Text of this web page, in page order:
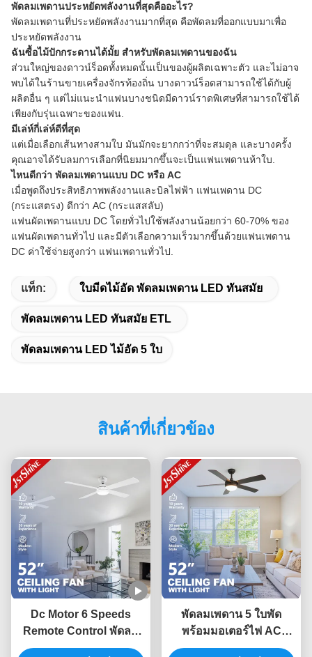
พัดลมเพดานประหยัดพลังงานที่สุดคืออะไร?
พัดลมเพดานที่ประหยัดพลังงานมากที่สุด คือพัดลมที่ออกแบบมาเพื่อ
ประหยัดพลังงาน
ฉันซื้อไม้ปักกระดานได้มั้ย สําหรับพัดลมเพดานของฉัน
ส่วนใหญ่ของดาวน์ร็อดทั้งหมดนั้นเป็นของผู้ผลิตเฉพาะตัว และไม่อาจ
พบได้ในร้านขายเครื่องจักรท้องถิ่น บางดาวน์ร็อดสามารถใช้ได้กับผู้
ผลิตอื่น ๆ แต่ไม่แนะนําแฟนบางชนิดมีดาวน์ราดพิเศษที่สามารถใช้ได้
เพียงกับรุ่นเฉพาะของแฟน.
มีเล่ห์กี่เล่ห์ดีที่สุด
แต่เมื่อเลือกเส้นทางสามใบ มันมักจะยากกว่าที่จะสมดุล และบางครั้ง
คุณอาจได้รับลมการเลือกที่นิยมมากขึ้นจะเป็นแฟนเพดานห้าใบ.
ไหนดีกว่า พัดลมเพดานแบบ DC หรือ AC
เมื่อพูดถึงประสิทธิภาพพลังงานและบิลไฟฟ้า แฟนเพดาน DC
(กระแสตรง) ดีกว่า AC (กระแสสลับ)
แฟนผัดเพดานแบบ DC โดยทั่วไปใช้พลังงานน้อยกว่า 60-70% ของ
แฟนผัดเพดานทั่วไป และมีตัวเลือกความเร็วมากขึ้นด้วยแฟนเพดาน
DC ค่าใช้จ่ายสูงกว่า แฟนเพดานทั่วไป.
แท็ก: ใบมีดไม้อัด พัดลมเพดาน LED ทันสมัย
พัดลมเพดาน LED ทันสมัย ​​ETL
พัดลมเพดาน LED ไม้อัด 5 ใบ
สินค้าที่เกี่ยวข้อง
Dc Motor 6 Speeds
Remote Control พัดลม
เพดานสีขาวพร้อมใบมีด
พัดลมเพดาน 5 ใบพัด
พร้อมมอเตอร์ไฟ AC
พัดลมเพดาน LED ระยะ